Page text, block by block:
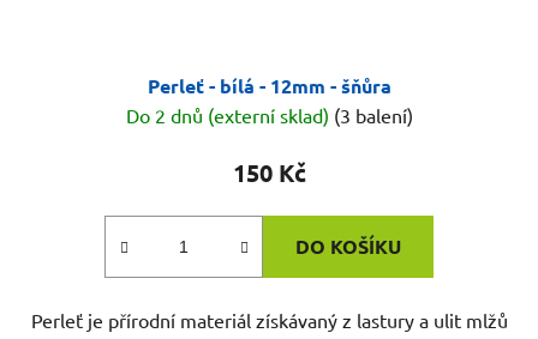
Perleť - bílá - 12mm - šňůra
Do 2 dnů (externí sklad) (3 balení)
150 Kč
DO KOŠÍKU
Perleť je přírodní materiál získávaný z lastury a ulit mlžů